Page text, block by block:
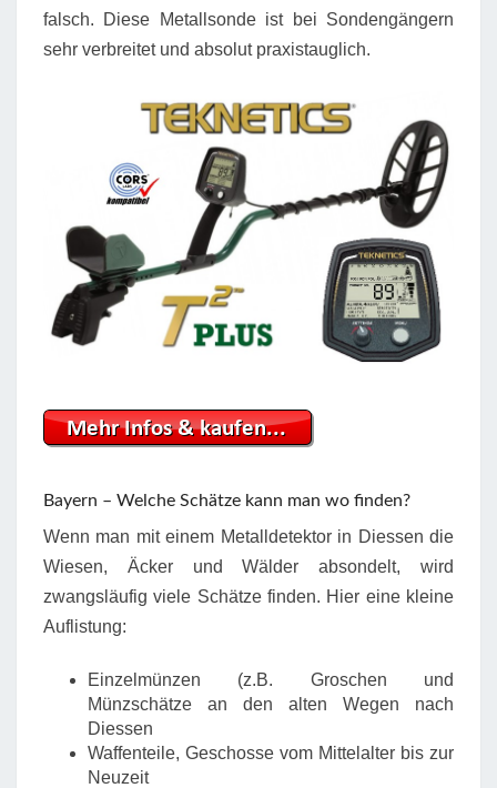
falsch. Diese Metallsonde ist bei Sondengängern
sehr verbreitet und absolut praxistauglich.
Bayern – Welche Schätze kann man wo finden?
Wenn man mit einem Metalldetektor in Diessen die
Wiesen, Äcker und Wälder absondelt, wird
zwangsläufig viele Schätze finden. Hier eine kleine
Auflistung:
Einzelmünzen (z.B. Groschen und
Münzschätze an den alten Wegen nach
Diessen
Waffenteile, Geschosse vom Mittelalter bis zur
Neuzeit